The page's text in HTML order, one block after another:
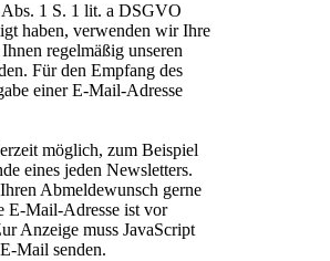
1 S. 1 lit. a DSGVO
haben, verwenden wir Ihre
regelmäßig unseren
Für den Empfang des
einer E-Mail-Adresse
möglich, zum Beispiel
eines jeden Newsletters.
Abmeldewunsch gerne
E-Mail-Adresse ist vor
Anzeige muss JavaScript
Mail senden.